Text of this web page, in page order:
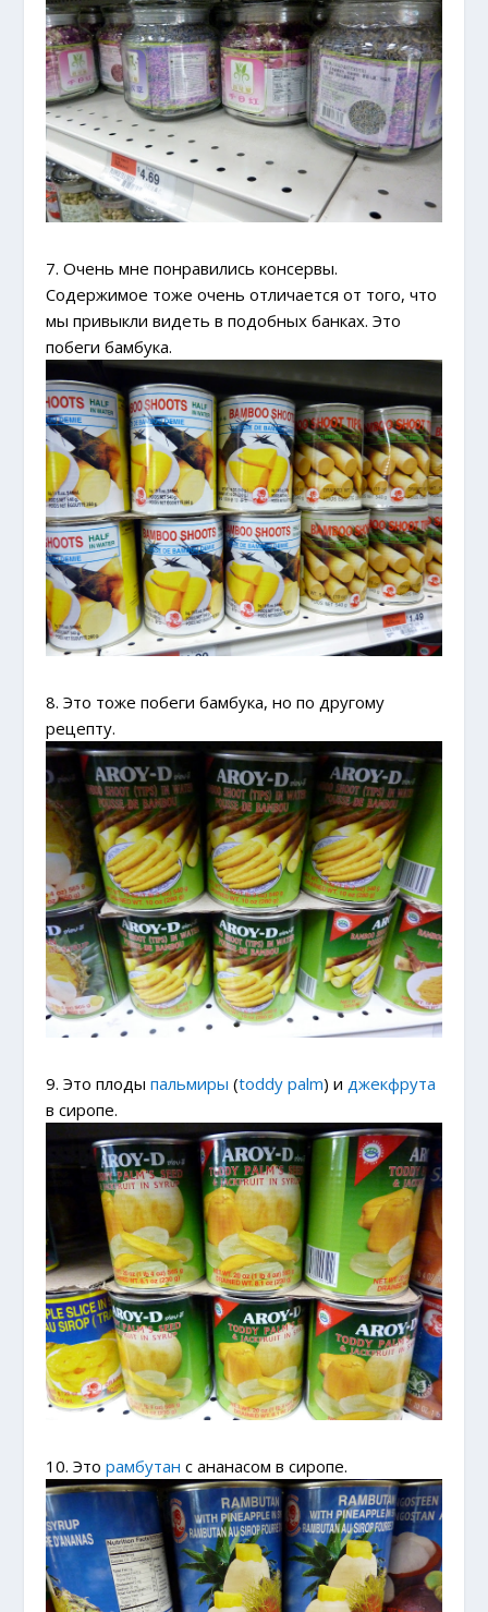
7. Очень мне понравились консервы.
Содержимое тоже очень отличается от того, что
мы привыкли видеть в подобных банках. Это
побеги бамбука.
8. Это тоже побеги бамбука, но по другому
рецепту.
9. Это плодыпальмиры (toddy palm) иджекфрута
в сиропе.
10. Эторамбутан с ананасом в сиропе.